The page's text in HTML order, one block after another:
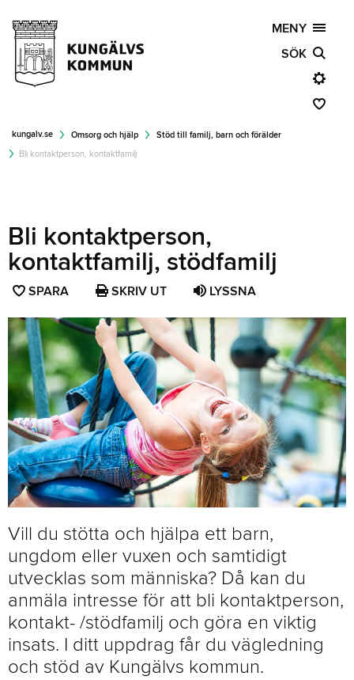
MENY
SÖK
kungalv.se Omsorg och hjälp
Stöd till familj, barn och förälder
Bli kontaktperson, kontaktfamilj
Bli kontaktperson,
kontaktfamilj, stödfamilj
SPARA SPARA
SOM
FAVORIT
SKRIV UT LYSSNA
Vill du stötta och hjälpa ett barn,
ungdom eller vuxen och samtidigt
utvecklas som människa? Då kan du
anmäla intresse för att bli kontaktperson,
kontakt- /stödfamilj och göra en viktig
insats. I ditt uppdrag får du vägledning
och stöd av Kungälvs kommun.